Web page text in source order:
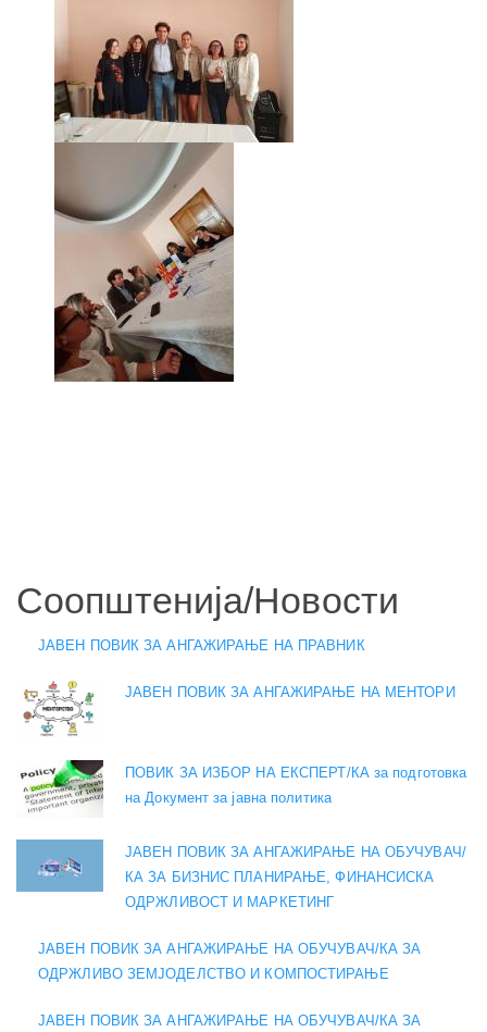
Соопштенија/Новости
ЈАВЕН ПОВИК ЗА АНГАЖИРАЊЕ НА ПРАВНИК
ЈАВЕН ПОВИК ЗА АНГАЖИРАЊЕ НА МЕНТОРИ
ПОВИК ЗА ИЗБОР НА ЕКСПЕРТ/КА за подготовка
на Документ за јавна политика
ЈАВЕН ПОВИК ЗА АНГАЖИРАЊЕ НА ОБУЧУВАЧ/
КА ЗА БИЗНИС ПЛАНИРАЊЕ, ФИНАНСИСКА
ОДРЖЛИВОСТ И МАРКЕТИНГ
ЈАВЕН ПОВИК ЗА АНГАЖИРАЊЕ НА ОБУЧУВАЧ/КА ЗА
ОДРЖЛИВО ЗЕМЈОДЕЛСТВО И КОМПОСТИРАЊЕ
ЈАВЕН ПОВИК ЗА АНГАЖИРАЊЕ НА ОБУЧУВАЧ/КА ЗА